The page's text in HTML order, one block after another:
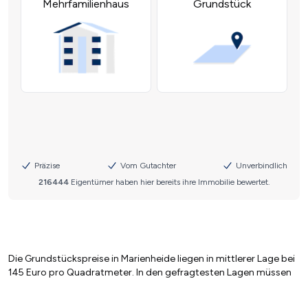
Die Grundstückspreise in Marienheide liegen in mittlerer Lage bei
145 Euro pro Quadratmeter. In den gefragtesten Lagen müssen